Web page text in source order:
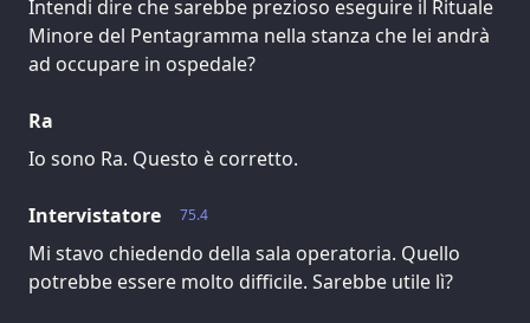
Intendi dire che sarebbe prezioso eseguire il Rituale
Minore del Pentagramma nella stanza che lei andrà
ad occupare in ospedale?
Ra
Io sono Ra. Questo è corretto.
75.4
Intervistatore
Mi stavo chiedendo della sala operatoria. Quello
potrebbe essere molto difficile. Sarebbe utile lì?